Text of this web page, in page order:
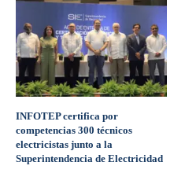
INFOTEP certifica por
competencias 300 técnicos
electricistas junto a la
Superintendencia de Electricidad